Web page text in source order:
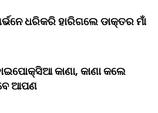
ଧରିକରି ହାରିଗଲେ ଡାକ୍ତର ମାଁ
କାଣା, କାଣା କଲେ
ଆପଣ